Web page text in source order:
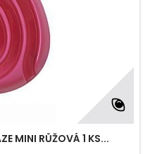
MINI RŮŽOVÁ 1 KS...